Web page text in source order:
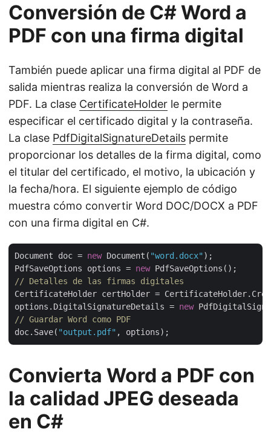
Conversión de C# Word a
PDF con una firma digital
También puede aplicar una firma digital al PDF de
salida mientras realiza la conversión de Word a
PDF. La clase CertificateHolder le permite
especificar el certificado digital y la contraseña.
La clase PdfDigitalSignatureDetails permite
proporcionar los detalles de la firma digital, como
el titular del certificado, el motivo, la ubicación y
la fecha/hora. El siguiente ejemplo de código
muestra cómo convertir Word DOC/DOCX a PDF
con una firma digital en C#.
Document doc = new Document( "word.docx" );
PdfSaveOptions options = new
// Detalles de las firmas digitales
CertificateHolder certHolder =
options.DigitalSignatureDetails = new
// Guardar Word como PDF
doc.Save( "output.pdf"
Convierta Word a PDF con
la calidad JPEG deseada
en C#